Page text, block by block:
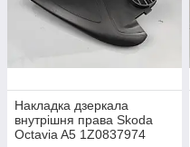
Накладка дзеркала
внутрішня права Skoda
Octavia A5 1Z0837974